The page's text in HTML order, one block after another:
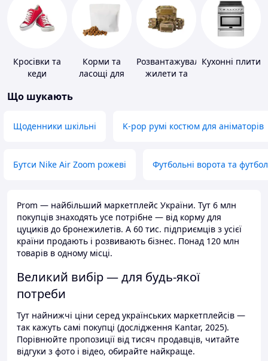
Кросівки та
кеди
Корми та
ласощі для
Розвантажувальні
жилети та
Кухонні плити
Що шукають
Щоденники шкільні K-pop румі костюм для аніматорів
Бутси Nike Air Zoom рожеві Футбольні ворота та
Prom — найбільший маркетплейс України. Тут 6 млн
покупців знаходять усе потрібне — від корму для
цуциків до бронежилетів. А 60 тис. підприємців з усієї
країни продають і розвивають бізнес. Понад 120 млн
товарів в одному місці.
Великий вибір — для будь-якої
потреби
Тут найнижчі ціни серед українських маркетплейсів —
так кажуть самі покупці (дослідження Kantar, 2025).
Порівнюйте пропозиції від тисяч продавців, читайте
відгуки з фото і відео, обирайте найкраще.